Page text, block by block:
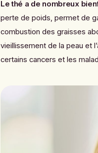
Le thé a de nombreux
perte de poids, permet de
combustion des graisses
vieillissement de la peau et
certains cancers et les